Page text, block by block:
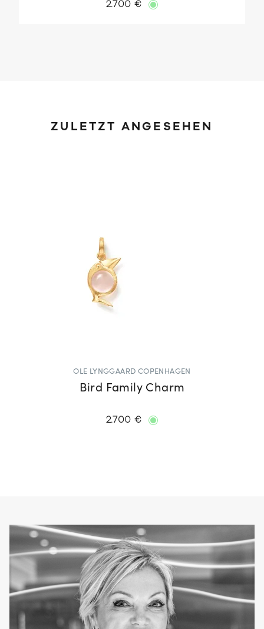
2.700 €
ZULETZT ANGESEHEN
OLE LYNGGAARD COPENHAGEN
Bird Family Charm
2.700 €